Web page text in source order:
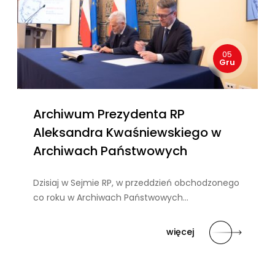
05
Gru
Archiwum Prezydenta RP
Aleksandra Kwaśniewskiego w
Archiwach Państwowych
Dzisiaj w Sejmie RP, w przeddzień obchodzonego
co roku w Archiwach Państwowych…
więcej